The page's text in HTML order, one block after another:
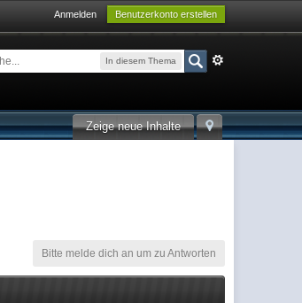
Anmelden Benutzerkonto erstellen
In diesem Thema
Zeige neue Inhalte
Bitte melde dich an um zu Antworten